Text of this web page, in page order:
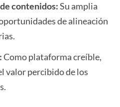
contenidos:Su amplia
de alineación
Como plataforma creíble,
valor percibido de los